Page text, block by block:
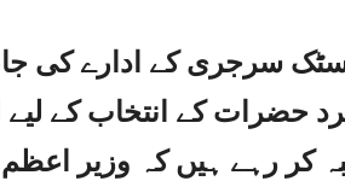
سرجری کے ادارے
حضرات کے انتخاب کے لیے
کر رہے ہیں کہ وزیر